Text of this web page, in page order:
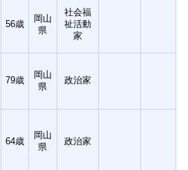
56歳
岡山
県
社会福
祉活動
家
79歳
岡山
県
政治家
64歳
岡山
県
政治家